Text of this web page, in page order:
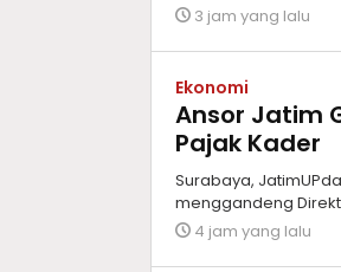
3 jam yang lalu
Ekonomi
Ansor Jatim
Pajak Kader
Surabaya,
menggandeng
4 jam yang lalu